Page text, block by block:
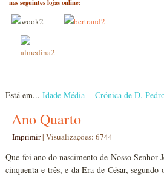
nas seguintes lojas online:
Está em...Idade Média Crónica de D.
Ano Quarto
Imprimir|Visualizações: 6744
Que foi ano do nascimento de Nosso Senhor
cinquenta e três, e da Era de César,